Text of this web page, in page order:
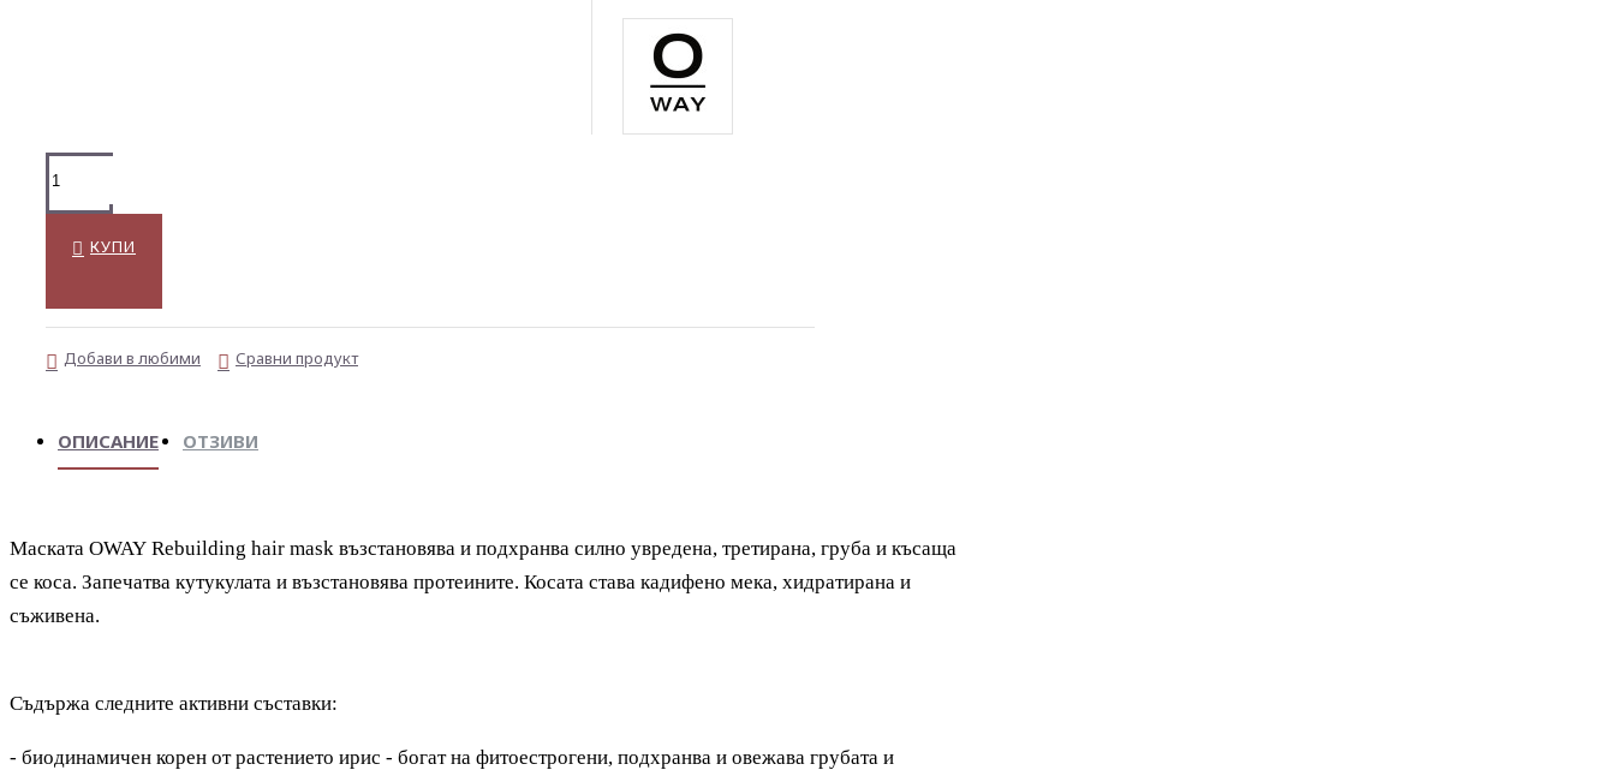
КУПИ
Добави в любими Сравни продукт
ОПИСАНИЕ ОТЗИВИ
Маската OWAY Rebuilding hair mask възстановява и подхранва силно увредена, третирана, груба и късаща
се коса. Запечатва кутукулата и възстановява протеините. Косата става кадифено мека, хидратирана и
съживена.
Съдържа следните активни съставки:
- биодинамичен корен от растението ирис - богат на фитоестрогени, подхранва и овежава грубата и